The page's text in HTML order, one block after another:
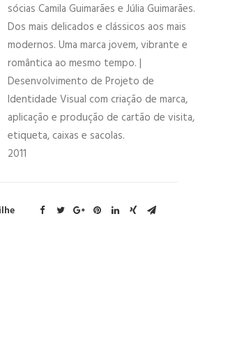
sócias Camila Guimarães e Júlia Guimarães.
Dos mais delicados e clássicos aos mais
modernos. Uma marca jovem, vibrante e
romântica ao mesmo tempo. |
Desenvolvimento de Projeto de
Identidade Visual com criação de marca,
aplicação e produção de cartão de visita,
etiqueta, caixas e sacolas.
2011